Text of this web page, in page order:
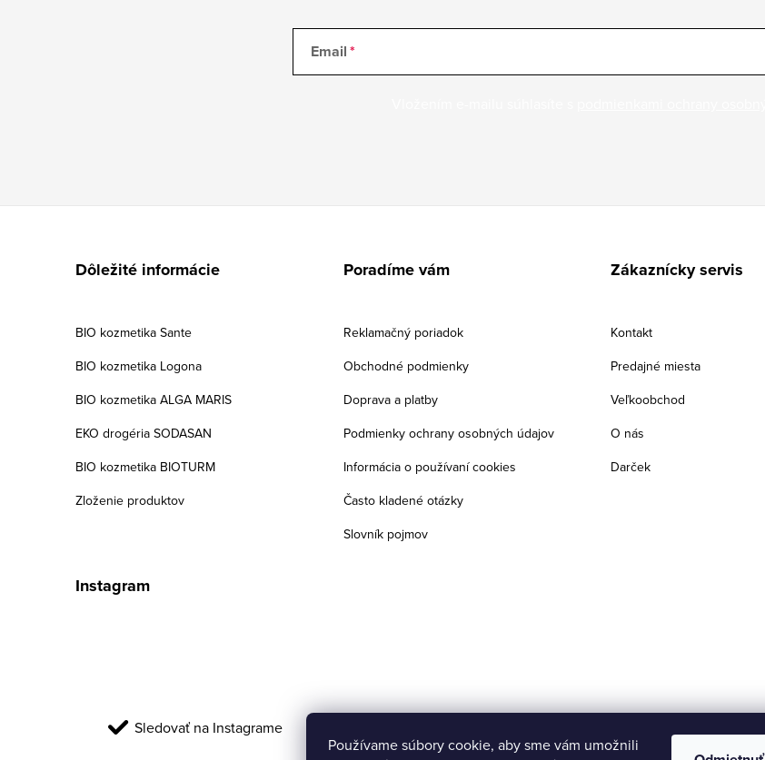
Používame súbory cookie, aby sme vám umožnili
Email
Dôležité informácie
BIO kozmetika Sante
BIO kozmetika Logona
BIO kozmetika ALGA MARIS
EKO drogéria SODASAN
BIO kozmetika BIOTURM
Zloženie produktov
Poradíme vám
Reklamačný poriadok
Obchodné podmienky
Doprava a platby
Podmienky ochrany osobných údajov
Informácia o používaní cookies
Často kladené otázky
Slovník pojmov
Zákaznícky servis
Kontakt
Predajné miesta
Veľkoobchod
O nás
Darček
Instagram
Sledovať na Instagrame